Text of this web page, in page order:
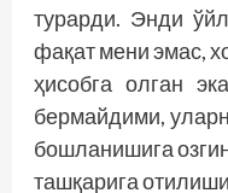
турарди. Энди
фақат мени эмас,
ҳисобга олган
бермайдими,
бошланишига
ташқарига